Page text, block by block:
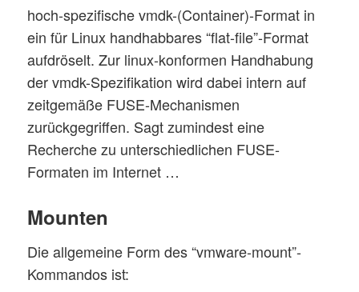
hoch-spezifische vmdk-(Container)-Format in
ein für Linux handhabbares “flat-file”-Format
aufdröselt. Zur linux-konformen Handhabung
der vmdk-Spezifikation wird dabei intern auf
zeitgemäße FUSE-Mechanismen
zurückgegriffen. Sagt zumindest eine
Recherche zu unterschiedlichen FUSE-
Formaten im Internet …
Mounten
Die allgemeine Form des “vmware-mount”-
Kommandos ist: